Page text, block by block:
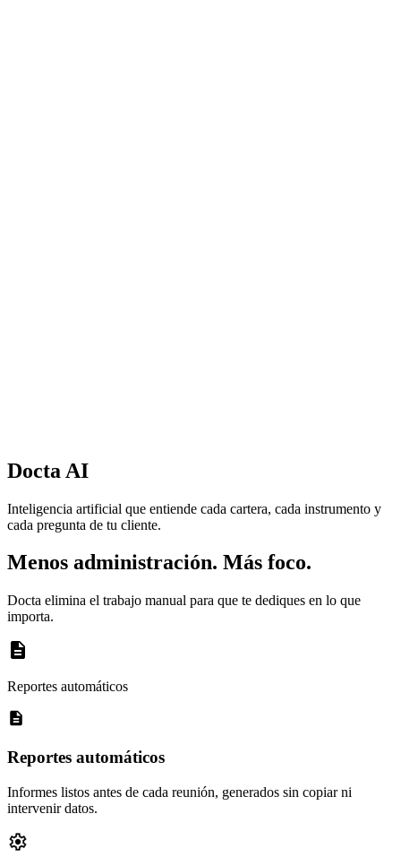
Docta AI
Inteligencia artificial que entiende cada cartera, cada instrumento y
cada pregunta de tu cliente.
Menos administración. Más foco.
Docta elimina el trabajo manual para que te dediques en lo que
importa.
Reportes automáticos
Reportes automáticos
Informes listos antes de cada reunión, generados sin copiar ni
intervenir datos.